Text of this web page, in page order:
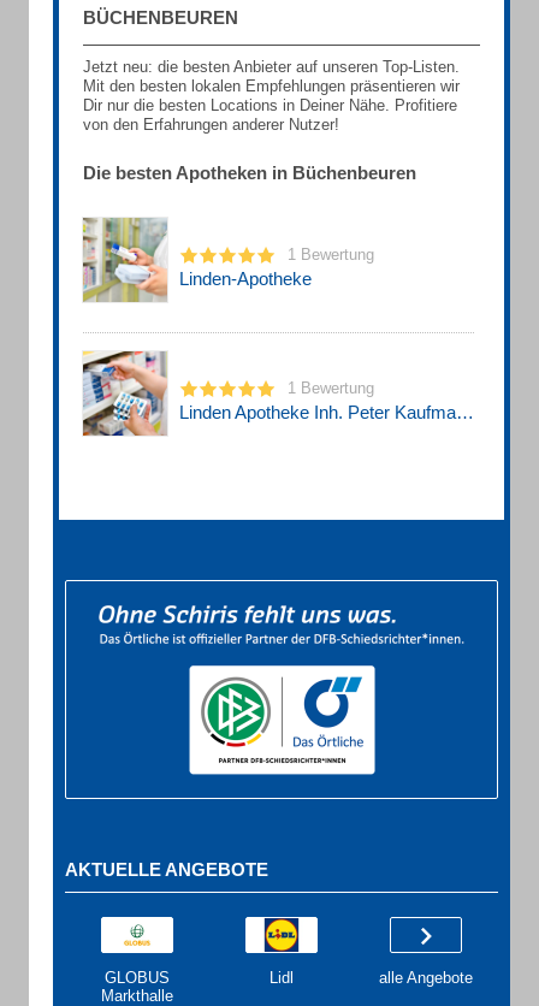
BÜCHENBEUREN
Jetzt neu: die besten Anbieter auf unseren Top-Listen.
Mit den besten lokalen Empfehlungen präsentieren wir
Dir nur die besten Locations in Deiner Nähe. Profitiere
von den Erfahrungen anderer Nutzer!
Die besten Apotheken in Büchenbeuren
1 Bewertung
Linden-Apotheke
1 Bewertung
Linden Apotheke Inh. Peter Kaufmann
AKTUELLE ANGEBOTE
GLOBUS
Markthalle
Lidl alle Angebote